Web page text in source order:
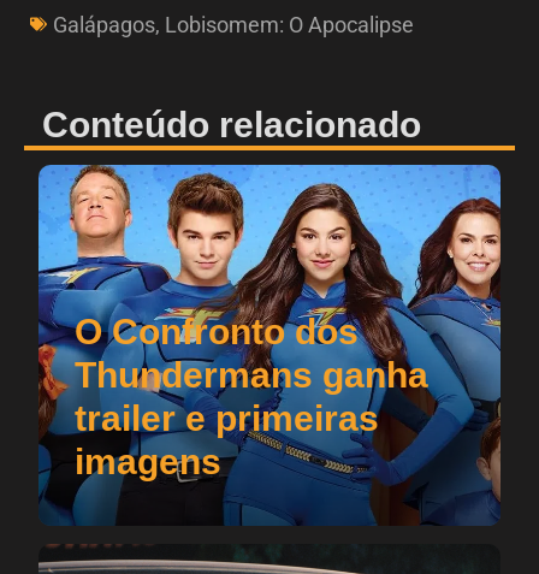
Galápagos, Lobisomem: O Apocalipse
Conteúdo relacionado
O Confronto dos
Thundermans ganha
trailer e primeiras
imagens